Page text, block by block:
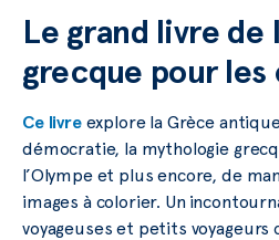
Le grand livre
grecque pour les
Ce livreexplore la Grèce
démocratie, la mythologie
l’Olympe et plus encore, de
images à colorier. Un
voyageuses et petits voyageurs